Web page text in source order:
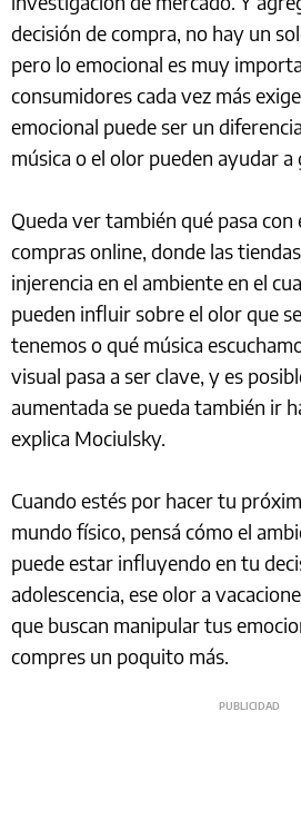
decisión de compra, no hay un
pero lo emocional es muy
consumidores cada vez más
emocional puede ser un
música o el olor pueden ayudar a
Queda ver también qué pasa
compras online, donde las
injerencia en el ambiente en el
pueden influir sobre el olor que
tenemos o qué música
visual pasa a ser clave, y es
aumentada se pueda también ir
explica Mociulsky.
Cuando estés por hacer tu
mundo físico, pensá cómo el
puede estar influyendo en tu
adolescencia, ese olor a
que buscan manipular tus
compres un poquito más.